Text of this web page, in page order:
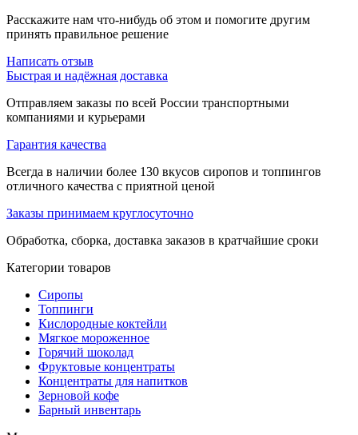
Расскажите нам что-нибудь об этом и помогите другим
принять правильное решение
Написать отзыв
Быстрая и надёжная доставка
Отправляем заказы по всей России транспортными
компаниями и курьерами
Гарантия качества
Всегда в наличии более 130 вкусов сиропов и топпингов
отличного качества с приятной ценой
Заказы принимаем круглосуточно
Обработка, сборка, доставка заказов в кратчайшие сроки
Категории товаров
Сиропы
Топпинги
Кислородные коктейли
Мягкое мороженное
Горячий шоколад
Фруктовые концентраты
Концентраты для напитков
Зерновой кофе
Барный инвентарь